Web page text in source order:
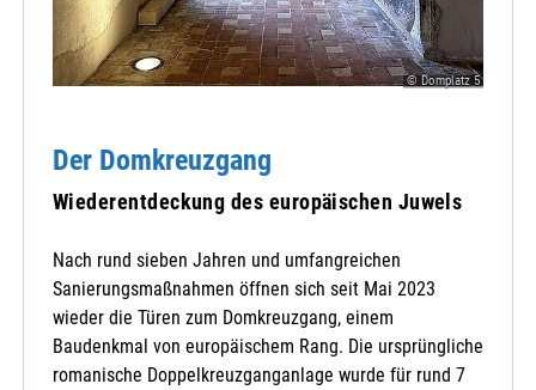
© Domplatz 5
Der Domkreuzgang
Wiederentdeckung des europäischen Juwels
Nach rund sieben Jahren und umfangreichen
Sanierungsmaßnahmen öffnen sich seit Mai 2023
wieder die Türen zum Domkreuzgang, einem
Baudenkmal von europäischem Rang. Die ursprüngliche
romanische Doppelkreuzganganlage wurde für rund 7